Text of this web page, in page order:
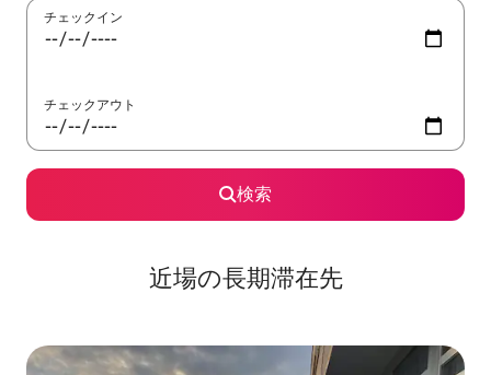
チェックイン
チェックアウト
検索
近場の長期滞在先